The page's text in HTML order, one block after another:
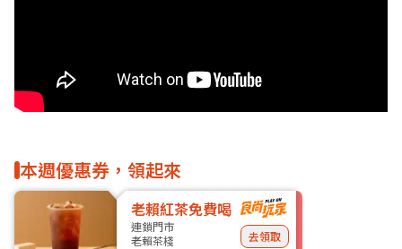
本週優惠券，領起來
老賴紅茶免費喝
連鎖門市
老賴茶棧
去領取